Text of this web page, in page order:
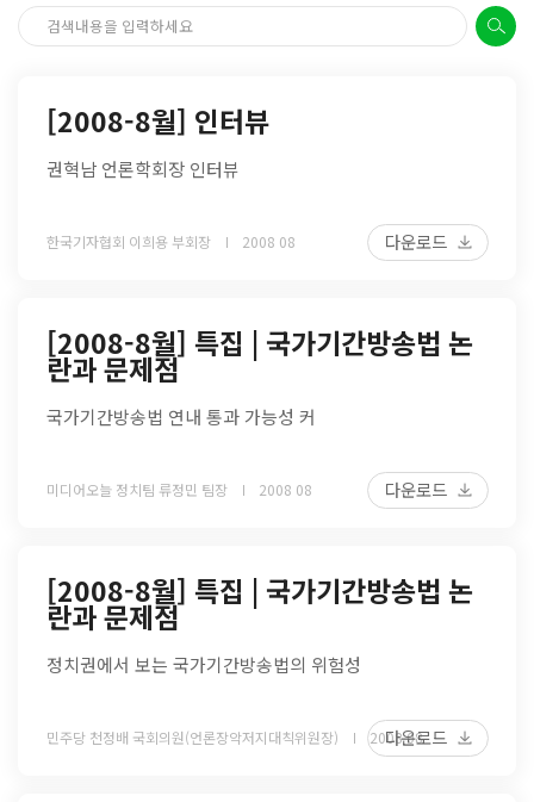
[2008-8월] 인터뷰
권혁남 언론학회장 인터뷰
한국기자협회 이희용 부회장 2008 08 다운로드
[2008-8월] 특집 | 국가기간방송법 논
란과 문제점
국가기간방송법 연내 통과 가능성 커
미디어오늘 정치팀 류정민 팀장 2008 08 다운로드
[2008-8월] 특집 | 국가기간방송법 논
란과 문제점
정치권에서 보는 국가기간방송법의 위험성
민주당 천정배 국회의원(언론장악저지대칙위원장) 2008 08
다운로드